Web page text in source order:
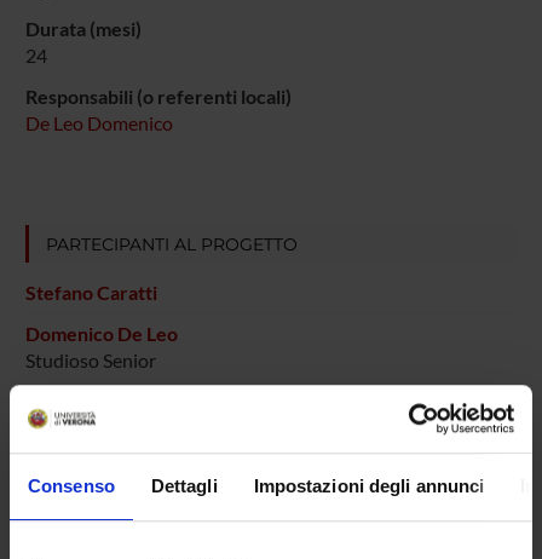
Consenso Dettagli Impostazioni degli annunci
Durata (mesi)
24
Responsabili (o referenti locali)
De Leo Domenico
PARTECIPANTI AL PROGETTO
Stefano Caratti
Domenico De Leo
Studioso Senior
Melissa Ferrian
Stefania Turrina